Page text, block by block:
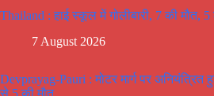
Thailand : हाई स्कूल में गोलीबारी, 7 की मौत,
7 August 2026
Devprayag-Pauri : मोटर मार्ग पर अनियंत्रित
से 5 की मौत..